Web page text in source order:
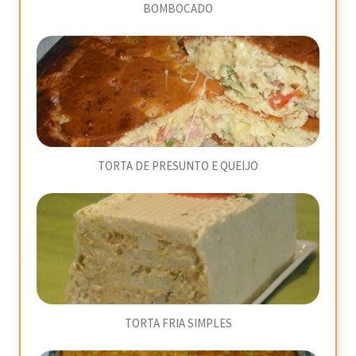
BOMBOCADO
TORTA DE PRESUNTO E QUEIJO
TORTA FRIA SIMPLES